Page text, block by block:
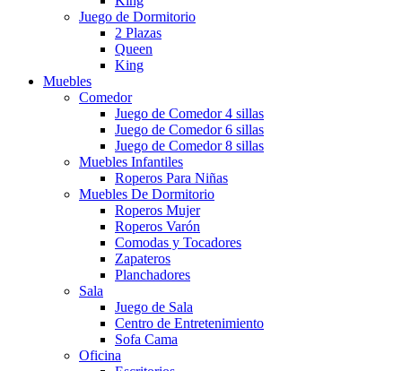
Juego de Dormitorio
2 Plazas
Queen
King
Muebles
Comedor
Juego de Comedor 4 sillas
Juego de Comedor 6 sillas
Juego de Comedor 8 sillas
Muebles Infantiles
Roperos Para Niñas
Muebles De Dormitorio
Roperos Mujer
Roperos Varón
Comodas y Tocadores
Zapateros
Planchadores
Sala
Juego de Sala
Centro de Entretenimiento
Sofa Cama
Oficina